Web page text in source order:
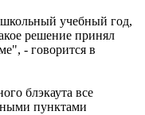
учебный год,
решение принял
- говорится в
блэкаута все
пунктами